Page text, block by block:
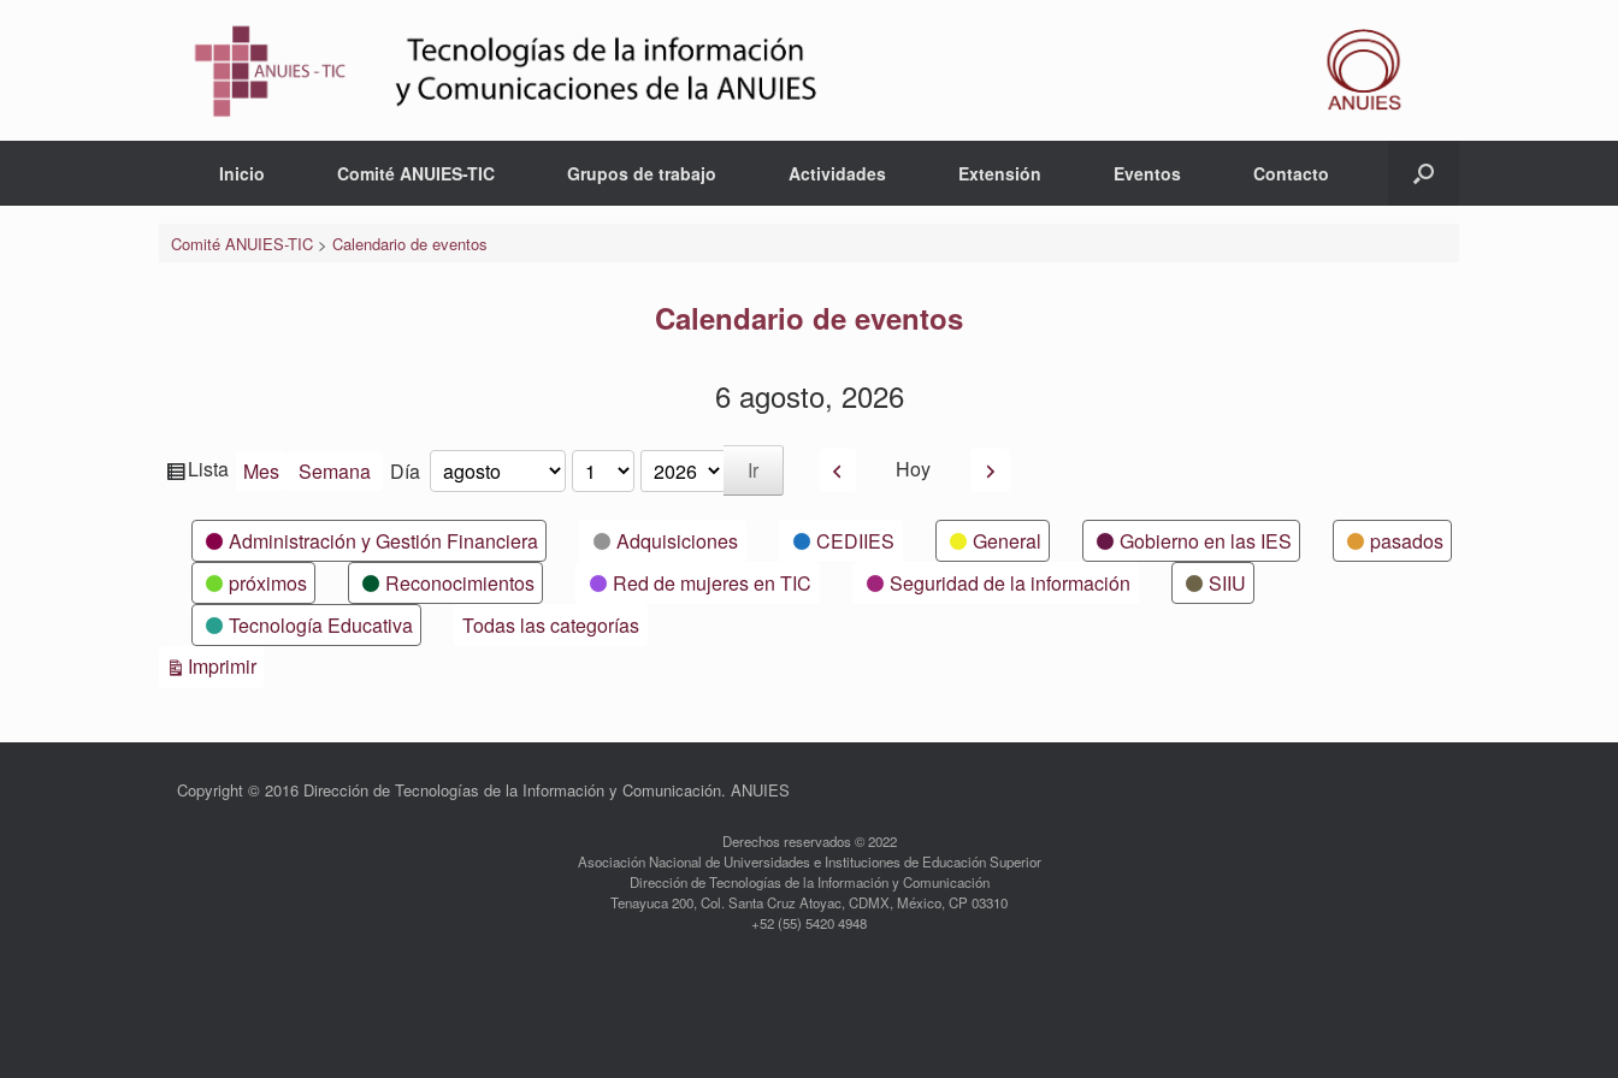
Inicio Comité ANUIES-TIC Grupos de trabajo Actividades Extensión Eventos Contacto
Comité ANUIES-TIC> Calendario de eventos
Calendario de eventos
6 agosto, 2026
Ver
Lista Mes Semana Día Mes
Día
Año AnteriorHoy Siguiente
CategoríasAdministración y Gestión Financiera Adquisiciones CEDIIES General Gobierno en las IES
pasados
próximos
Reconocimientos Red de mujeres en TIC Seguridad de la información
SIIU
Tecnología Educativa
Todas las categorías
ImprimirVistas
Copyright © 2016 Dirección de Tecnologías de la Información y Comunicación. ANUIES
Derechos reservados © 2022
Asociación Nacional de Universidades e Instituciones de Educación Superior
Dirección de Tecnologías de la Información y Comunicación
Tenayuca 200, Col. Santa Cruz Atoyac, CDMX, México, CP 03310
+52 (55) 5420 4948